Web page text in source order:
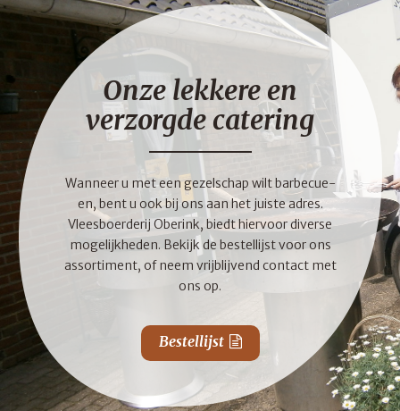
Onze lekkere en
verzorgde catering
Wanneer u met een gezelschap wilt barbecue-
en, bent u ook bij ons aan het juiste adres.
Vleesboerderij Oberink, biedt hiervoor diverse
mogelijkheden. Bekijk de bestellijst voor ons
assortiment, of neem vrijblijvend contact met
ons op.
Bestellijst